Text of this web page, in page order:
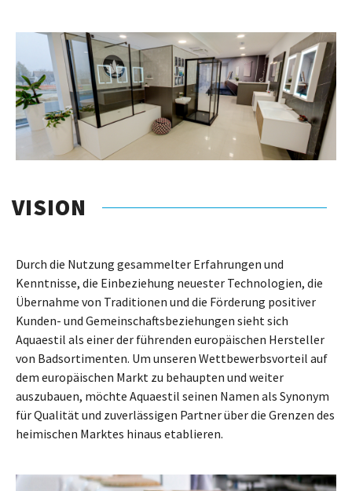
VISION
Durch die Nutzung gesammelter Erfahrungen und
Kenntnisse, die Einbeziehung neuester Technologien, die
Übernahme von Traditionen und die Förderung positiver
Kunden- und Gemeinschaftsbeziehungen sieht sich
Aquaestil als einer der führenden europäischen Hersteller
von Badsortimenten. Um unseren Wettbewerbsvorteil auf
dem europäischen Markt zu behaupten und weiter
auszubauen, möchte Aquaestil seinen Namen als Synonym
für Qualität und zuverlässigen Partner über die Grenzen des
heimischen Marktes hinaus etablieren.